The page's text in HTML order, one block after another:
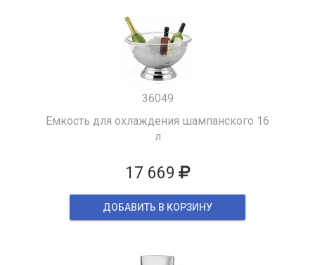
36049
Емкость для охлаждения шампанского 16
л
17 669
ДОБАВИТЬ В КОРЗИНУ